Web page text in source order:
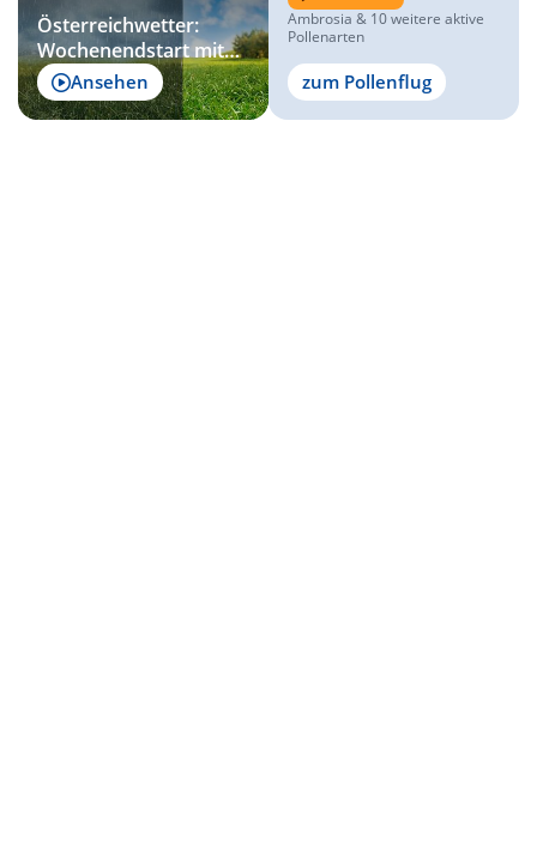
Österreichwetter:
Wochenendstart mit
Schauern - danach viel
Sonnenschein
Ansehen
Ambrosia & 10 weitere aktive
Pollenarten
zum Pollenflug